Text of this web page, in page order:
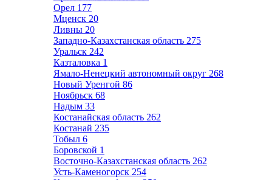
Орел 177
Мценск 20
Ливны 20
Западно-Казахстанская область 275
Уральск 242
Казталовка 1
Ямало-Ненецкий автономный округ 268
Новый Уренгой 86
Ноябрьск 68
Надым 33
Костанайская область 262
Костанай 235
Тобыл 6
Боровской 1
Восточно-Казахстанская область 262
Усть-Каменогорск 254